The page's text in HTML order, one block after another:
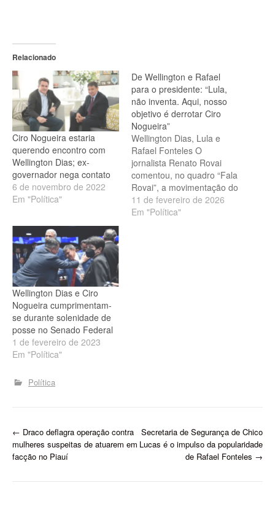
Relacionado
Ciro Nogueira estaria
querendo encontro com
Wellington Dias; ex-
governador nega contato
6 de novembro de 2022
Em "Política"
De Wellington e Rafael
para o presidente: “Lula,
não inventa. Aqui, nosso
objetivo é derrotar Ciro
Nogueira”
Wellington Dias, Lula e
Rafael Fonteles O
jornalista Renato Rovai
comentou, no quadro “Fala
Rovai”, a movimentação do
senador Ciro Nogueira em
direção à base de apoio do
11 de fevereiro de 2026
Em "Política"
Wellington Dias e Ciro
Nogueira cumprimentam-
se durante solenidade de
posse no Senado Federal
1 de fevereiro de 2023
Em "Política"
Política
P
o
← Draco deflagra operação contra
mulheres suspeitas de atuarem em
facção no Piauí
Secretaria de Segurança de Chico
Lucas é o impulso da popularidade
de Rafael Fonteles →